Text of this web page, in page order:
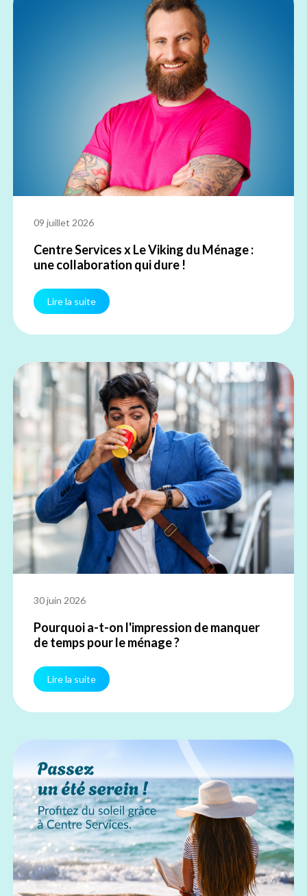
09 juillet 2026
Centre Services x Le Viking du Ménage :
une collaboration qui dure !
Lire la suite
30 juin 2026
Pourquoi a-t-on l'impression de manquer
de temps pour le ménage ?
Lire la suite